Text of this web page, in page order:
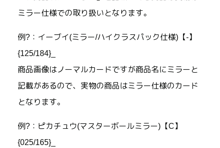
ミラー仕様での取り扱いとなります。
例?：イーブイ(ミラー/ハイクラスパック仕様)【-】
{125/184}_
商品画像はノーマルカードですが商品名にミラーと
記載があるので、実物の商品はミラー仕様のカード
となります。
例?：ピカチュウ(マスターボールミラー)【C】
{025/165}_